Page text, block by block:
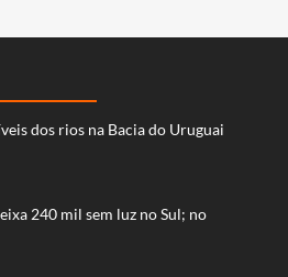
dos rios na Bacia do Uruguai
240 mil sem luz no Sul; no